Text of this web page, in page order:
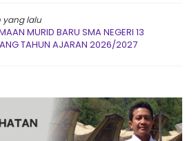
yang lalu
MURID BARU SMA NEGERI 13
TAHUN AJARAN 2026/2027